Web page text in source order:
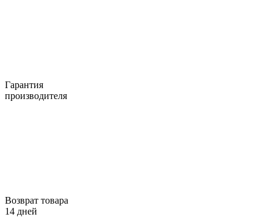
Гарантия
производителя
Возврат товара
14 дней